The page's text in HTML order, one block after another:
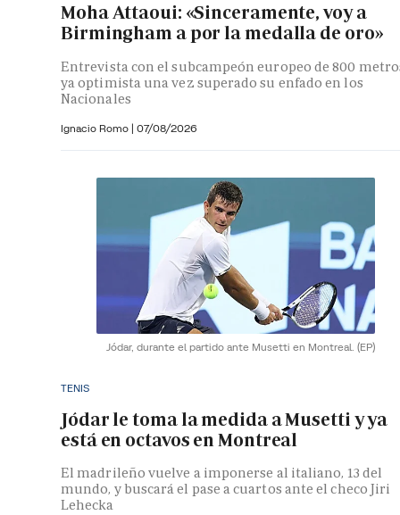
Moha Attaoui: «Sinceramente, voy a
Birmingham a por la medalla de oro»
Entrevista con el subcampeón europeo de 800
ya optimista una vez superado su enfado en los
Nacionales
Ignacio Romo | 07/08/2026
Jódar, durante el partido ante Musetti en Montreal. (EP)
TENIS
Jódar le toma la medida a Musetti y ya
está en octavos en Montreal
El madrileño vuelve a imponerse al italiano, 13 del
mundo, y buscará el pase a cuartos ante el checo Jiri
Lehecka